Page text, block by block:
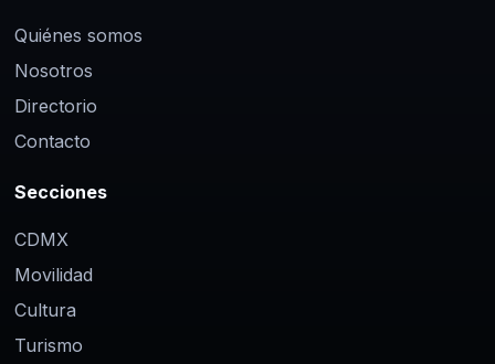
Quiénes somos
Nosotros
Directorio
Contacto
Secciones
CDMX
Movilidad
Cultura
Turismo